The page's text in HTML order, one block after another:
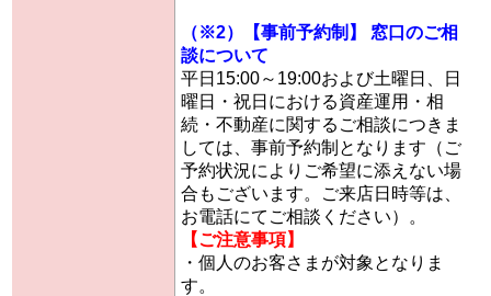
（※2）【事前予約制】 窓口のご相
談について
平日15:00～19:00および土曜日、日
曜日・祝日における資産運用・相
続・不動産に関するご相談につきま
しては、事前予約制となります（ご
予約状況によりご希望に添えない場
合もございます。ご来店日時等は、
お電話にてご相談ください）。
【ご注意事項】
・個人のお客さまが対象となりま
す。